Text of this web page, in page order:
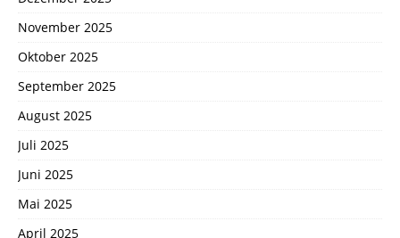
November 2025
Oktober 2025
September 2025
August 2025
Juli 2025
Juni 2025
Mai 2025
April 2025